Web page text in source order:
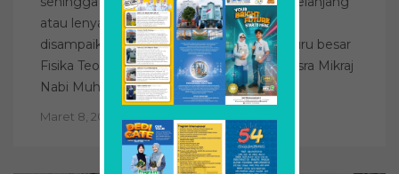
atau lenyap dari dunia material. Demikian
disampaikan Prof Agus Purwanto DSc, guru besar
Fisika Teori ITS Surabaya dalam ceramah Isra Mikraj
Nabi Muhammad saw […]
Maret 8, 2022